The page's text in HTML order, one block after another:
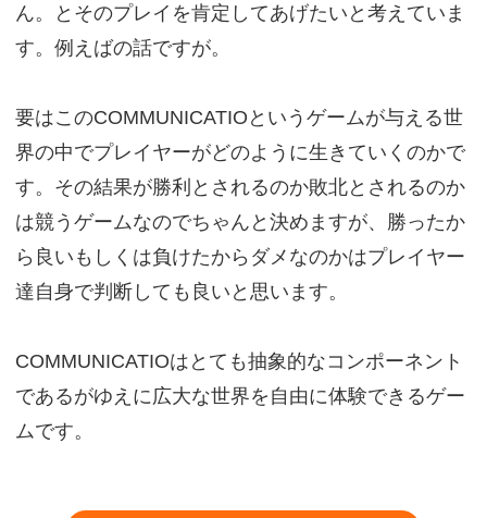
ん。とそのプレイを肯定してあげたいと考えていま
す。例えばの話ですが。
要はこのCOMMUNICATIOというゲームが与える世
界の中でプレイヤーがどのように生きていくのかで
す。その結果が勝利とされるのか敗北とされるのか
は競うゲームなのでちゃんと決めますが、勝ったか
ら良いもしくは負けたからダメなのかはプレイヤー
達自身で判断しても良いと思います。
COMMUNICATIOはとても抽象的なコンポーネント
であるがゆえに広大な世界を自由に体験できるゲー
ムです。